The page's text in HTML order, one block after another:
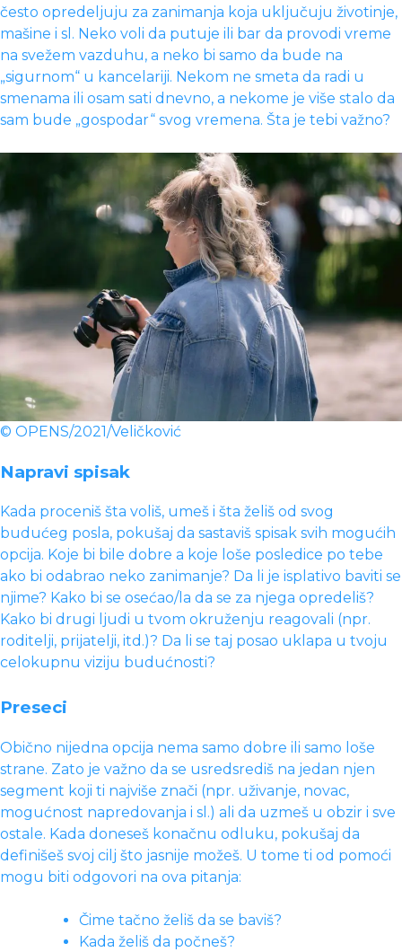
često opredeljuju za zanimanja koja uključuju životinje,
mašine i sl. Neko voli da putuje ili bar da provodi vreme
na svežem vazduhu, a neko bi samo da bude na
„sigurnom“ u kancelariji. Nekom ne smeta da radi u
smenama ili osam sati dnevno, a nekome je više stalo da
sam bude „gospodar“ svog vremena. Šta je tebi važno?
© OPENS/2021/Veličković
Napravi spisak
Kada proceniš šta voliš, umeš i šta želiš od svog
budućeg posla, pokušaj da sastaviš spisak svih mogućih
opcija. Koje bi bile dobre a koje loše posledice po tebe
ako bi odabrao neko zanimanje? Da li je isplativo baviti se
njime? Kako bi se osećao/la da se za njega opredeliš?
Kako bi drugi ljudi u tvom okruženju reagovali (npr.
roditelji, prijatelji, itd.)? Da li se taj posao uklapa u tvoju
celokupnu viziju budućnosti?
Preseci
Obično nijedna opcija nema samo dobre ili samo loše
strane. Zato je važno da se usredsrediš na jedan njen
segment koji ti najviše znači (npr. uživanje, novac,
mogućnost napredovanja i sl.) ali da uzmeš u obzir i sve
ostale. Kada doneseš konačnu odluku, pokušaj da
definišeš svoj cilj što jasnije možeš. U tome ti od pomoći
mogu biti odgovori na ova pitanja:
Čime tačno želiš da se baviš?
Kada želiš da počneš?